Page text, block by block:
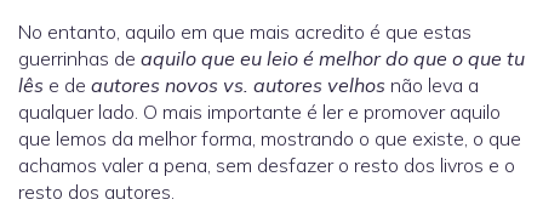
No entanto, aquilo em que mais acredito é que estas
guerrinhas de aquilo que eu leio é melhor do que o que tu
lês e de autores novos vs. autores velhos não leva a
qualquer lado. O mais importante é ler e promover aquilo
que lemos da melhor forma, mostrando o que existe, o que
achamos valer a pena, sem desfazer o resto dos livros e o
resto dos autores.